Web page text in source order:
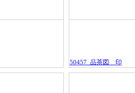
50457_品茶図＿印